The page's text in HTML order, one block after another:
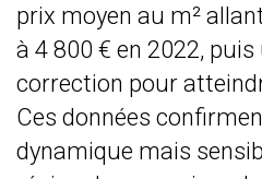
prix moyen au m²
à 4 800 € en 2022, puis
correction pour
Ces données
dynamique mais